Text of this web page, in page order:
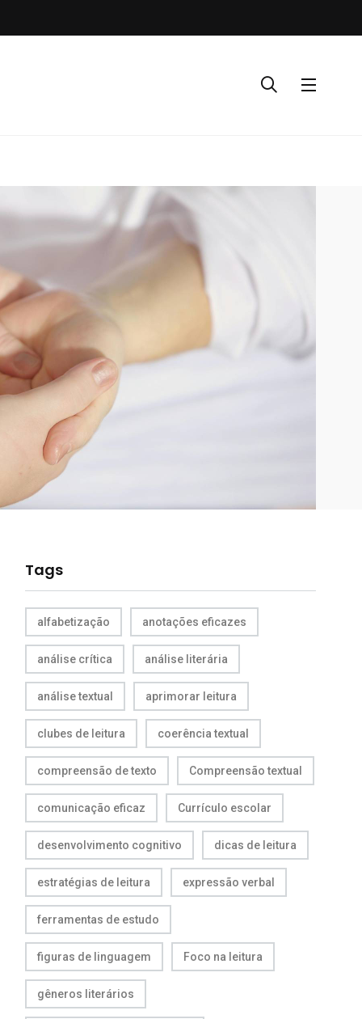
Tags
alfabetização anotações eficazes
análise crítica análise literária
análise textual aprimorar leitura
clubes de leitura coerência textual
compreensão de texto Compreensão textual
comunicação eficaz Currículo escolar
desenvolvimento cognitivo dicas de leitura
estratégias de leitura expressão verbal
ferramentas de estudo
figuras de linguagem Foco na leitura
gêneros literários